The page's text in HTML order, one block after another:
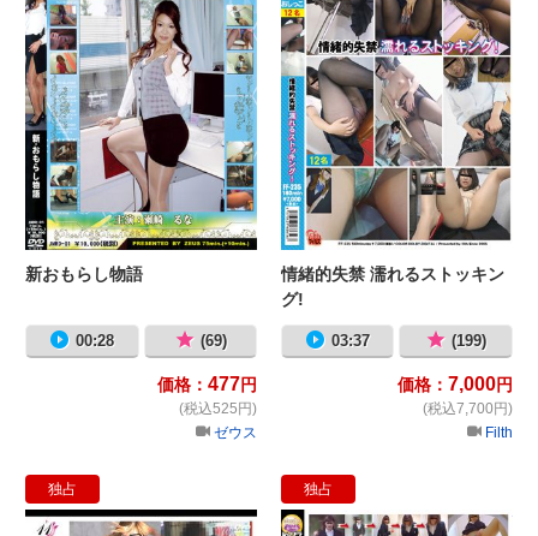
新おもらし物語
00:28 (69)
価格： 477円
(税込525円)
ゼウス
情緒的失禁 濡れるストッキン
グ!
03:37 (199)
価格： 7,000円
(税込7,700円)
Filth
独占
必撮スカートめくり３０ 女子校生
独占